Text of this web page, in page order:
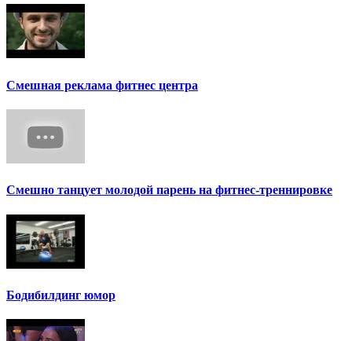
Смешная реклама фитнес центра
Смешно танцует молодой парень на фитнес-треннировке
Бодибилдинг юмор